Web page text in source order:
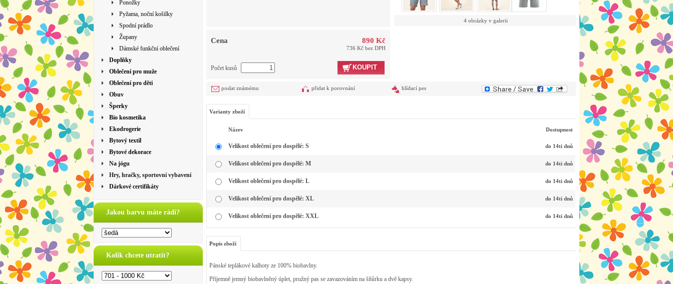
Ponožky
Pyžama, noční košilky
Spodní prádlo
Župany
Dámské funkční oblečení
Doplňky
Oblečení pro muže
Oblečení pro děti
Obuv
Šperky
Bio kosmetika
Ekodrogerie
Bytový textil
Bytové dekorace
Na jógu
Hry, hračky, sportovní vybavení
Dárkové certifikáty
Jakou barvu máte rádi?
Kolik chcete utratit?
4 obrázky v galerii
Cena 890 Kč
736 Kč bez DPH
Počet kusů KOUPIT
poslat známému přidat k porovnání hlídací pes
Varianty zboží
Název Dostupnost
Velikost oblečení pro dospělé: S do 14ti dnů
Velikost oblečení pro dospělé: M do 14ti dnů
Velikost oblečení pro dospělé: L do 14ti dnů
Velikost oblečení pro dospělé: XL do 14ti dnů
Velikost oblečení pro dospělé: XXL do 14ti dnů
Popis zboží
Pánské teplákové kalhoty ze 100% biobavlny.
Příjemně jemný biobavlněný úplet, pružný pas se zavazováním na šňůrku a dvě kapsy.